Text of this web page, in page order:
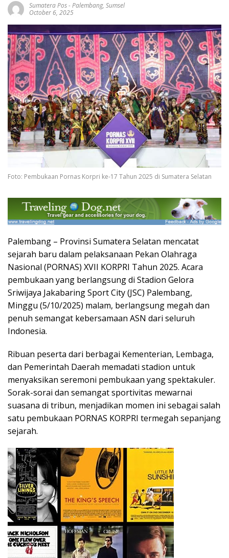
Sumatera Pos-Palembang, Sumsel
October 6, 2025
Foto: Pembukaan Pornas Korpri ke-17 Tahun 2025 di Sumatera Selatan
Palembang – Provinsi Sumatera Selatan mencatat
sejarah baru dalam pelaksanaan Pekan Olahraga
Nasional (PORNAS) XVII KORPRI Tahun 2025. Acara
pembukaan yang berlangsung di Stadion Gelora
Sriwijaya Jakabaring Sport City (JSC) Palembang,
Minggu (5/10/2025) malam, berlangsung megah dan
penuh semangat kebersamaan ASN dari seluruh
Indonesia.
Ribuan peserta dari berbagai Kementerian, Lembaga,
dan Pemerintah Daerah memadati stadion untuk
menyaksikan seremoni pembukaan yang spektakuler.
Sorak-sorai dan semangat sportivitas mewarnai
suasana di tribun, menjadikan momen ini sebagai salah
satu pembukaan PORNAS KORPRI termegah sepanjang
sejarah.